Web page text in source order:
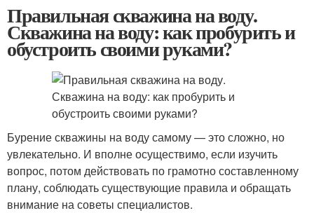
Правильная скважина на воду.
Скважина на воду: как пробурить и
обустроить своими руками?
Бурение скважины на воду самому — это сложно, но
увлекательно. И вполне осуществимо, если изучить
вопрос, потом действовать по грамотно составленному
плану, соблюдать существующие правила и обращать
внимание на советы специалистов.